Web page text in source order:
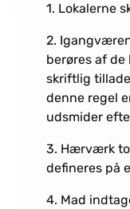
1. Lokalerne
2.
berøres af
skriftlig
denne regel
udsmider
3. Hærværk
defineres på
4. Mad